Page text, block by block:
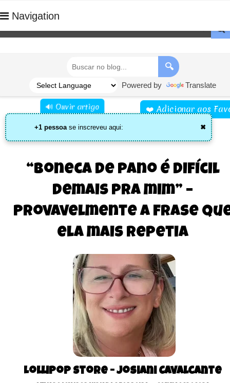
Navigation
🔍
Powered by Translate
🔊 Ouvir artigo ❤️ Adicionar aos
“Boneca de pano é difícil
demais pra mim” –
Provavelmente a frase
ela mais repetia
Lollipop Store - Josiani Cavalcante
+1 pessoa se inscreveu aqui: ✖